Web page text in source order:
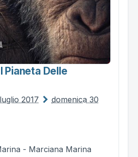
Pianeta Delle
2017
domenica 30
- Marciana Marina